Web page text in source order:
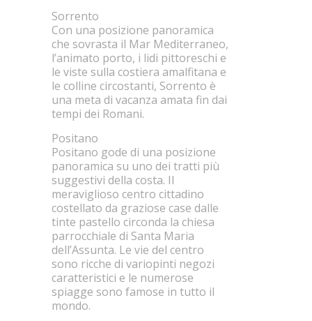
Sorrento
Con una posizione panoramica
che sovrasta il Mar Mediterraneo,
l’animato porto, i lidi pittoreschi e
le viste sulla costiera amalfitana e
le colline circostanti, Sorrento è
una meta di vacanza amata fin dai
tempi dei Romani.
Positano
Positano gode di una posizione
panoramica su uno dei tratti più
suggestivi della costa. Il
meraviglioso centro cittadino
costellato da graziose case dalle
tinte pastello circonda la chiesa
parrocchiale di Santa Maria
dell’Assunta. Le vie del centro
sono ricche di variopinti negozi
caratteristici e le numerose
spiagge sono famose in tutto il
mondo.